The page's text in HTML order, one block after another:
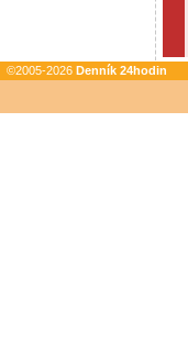
©2005-2026 Denník 24hodin